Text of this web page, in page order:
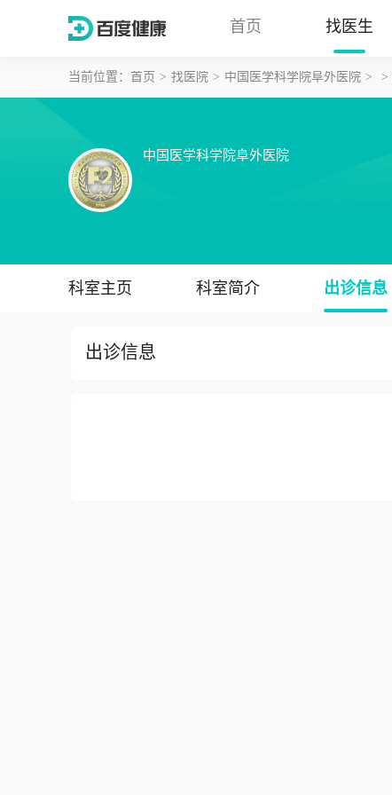
首页 找医生
当前位置： 首页 找医院 中国医学科学院阜外医院
中国医学科学院阜外医院
科室主页 科室简介 出诊信息
出诊信息